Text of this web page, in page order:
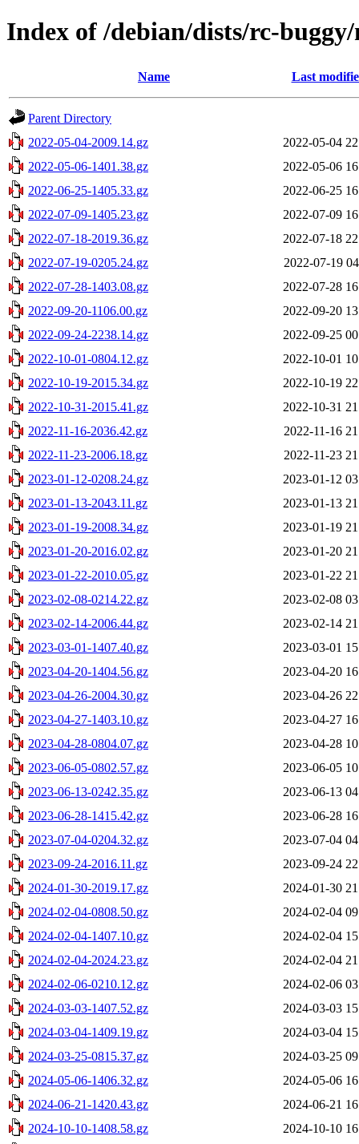
Index of /debian/dists/rc-
Name Last
Parent Directory
2022-05-04-2009.14.gz
2022-05-04
2022-05-06-1401.38.gz
2022-05-06
2022-06-25-1405.33.gz
2022-06-25
2022-07-09-1405.23.gz
2022-07-09
2022-07-18-2019.36.gz
2022-07-18
2022-07-19-0205.24.gz
2022-07-19
2022-07-28-1403.08.gz
2022-07-28
2022-09-20-1106.00.gz
2022-09-20
2022-09-24-2238.14.gz
2022-09-25
2022-10-01-0804.12.gz
2022-10-01
2022-10-19-2015.34.gz
2022-10-19
2022-10-31-2015.41.gz
2022-10-31
2022-11-16-2036.42.gz
2022-11-16
2022-11-23-2006.18.gz
2022-11-23
2023-01-12-0208.24.gz
2023-01-12
2023-01-13-2043.11.gz
2023-01-13
2023-01-19-2008.34.gz
2023-01-19
2023-01-20-2016.02.gz
2023-01-20
2023-01-22-2010.05.gz
2023-01-22
2023-02-08-0214.22.gz
2023-02-08
2023-02-14-2006.44.gz
2023-02-14
2023-03-01-1407.40.gz
2023-03-01
2023-04-20-1404.56.gz
2023-04-20
2023-04-26-2004.30.gz
2023-04-26
2023-04-27-1403.10.gz
2023-04-27
2023-04-28-0804.07.gz
2023-04-28
2023-06-05-0802.57.gz
2023-06-05
2023-06-13-0242.35.gz
2023-06-13
2023-06-28-1415.42.gz
2023-06-28
2023-07-04-0204.32.gz
2023-07-04
2023-09-24-2016.11.gz
2023-09-24
2024-01-30-2019.17.gz
2024-01-30
2024-02-04-0808.50.gz
2024-02-04
2024-02-04-1407.10.gz
2024-02-04
2024-02-04-2024.23.gz
2024-02-04
2024-02-06-0210.12.gz
2024-02-06
2024-03-03-1407.52.gz
2024-03-03
2024-03-04-1409.19.gz
2024-03-04
2024-03-25-0815.37.gz
2024-03-25
2024-05-06-1406.32.gz
2024-05-06
2024-06-21-1420.43.gz
2024-06-21
2024-10-10-1408.58.gz
2024-10-10